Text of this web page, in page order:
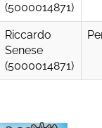
(5000014871)
Riccardo
Senese
(5000014871)